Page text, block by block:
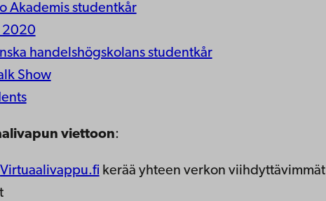
Akademis studentkår
2020
handelshögskolans studentkår
Show
viettoon:
Virtuaalivappu.fikerää yhteen verkon viihdyttävimmät